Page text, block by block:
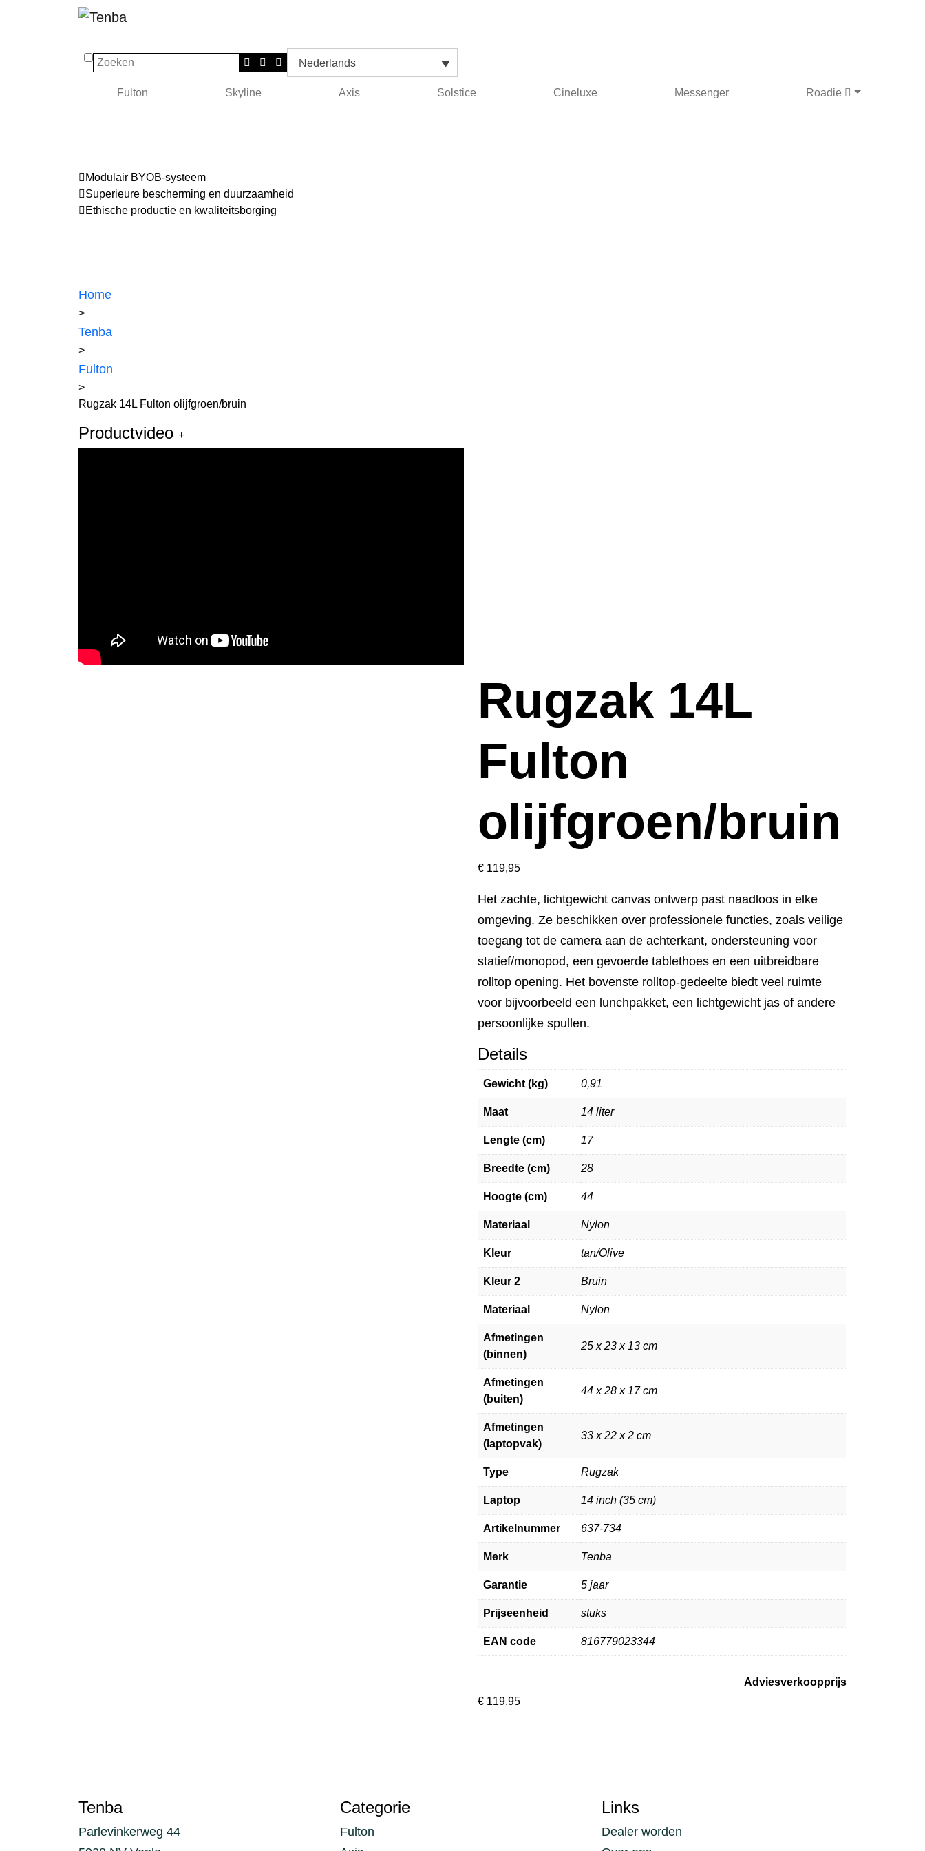
Zoeken Nederlands
Fulton Skyline Axis Solstice Cineluxe Messenger Roadie
Modulair BYOB-systeem
Superieure bescherming en duurzaamheid
Ethische productie en kwaliteitsborging
Home
>
Tenba
>
Fulton
>
Rugzak 14L Fulton olijfgroen/bruin
Productvideo +
Rugzak 14L
Fulton
olijfgroen/bruin
€ 119,95
Het zachte, lichtgewicht canvas ontwerp past naadloos in elke
omgeving. Ze beschikken over professionele functies, zoals veilige
toegang tot de camera aan de achterkant, ondersteuning voor
statief/monopod, een gevoerde tablethoes en een uitbreidbare
rolltop opening. Het bovenste rolltop-gedeelte biedt veel ruimte
voor bijvoorbeeld een lunchpakket, een lichtgewicht jas of andere
persoonlijke spullen.
Details
Gewicht (kg) 0,91
Maat 14 liter
Lengte (cm) 17
Breedte (cm) 28
Hoogte (cm) 44
Materiaal Nylon
Kleur tan/Olive
Kleur 2 Bruin
Materiaal Nylon
Afmetingen
(binnen)
25 x 23 x 13 cm
Afmetingen
(buiten)
44 x 28 x 17 cm
Afmetingen
(laptopvak)
33 x 22 x 2 cm
Type Rugzak
Laptop 14 inch (35 cm)
Artikelnummer 637-734
Merk Tenba
Garantie 5 jaar
Prijseenheid stuks
EAN code 816779023344
Adviesverkoopprijs
€ 119,95
Tenba
Parlevinkerweg 44
Categorie
Fulton
Links
Dealer worden